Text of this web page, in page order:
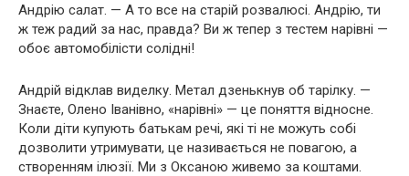
Андрію салат. — А то все на старій розвалюсі. Андрію, ти
ж теж радий за нас, правда? Ви ж тепер з тестем нарівні —
обоє автомобілісти солідні!
Андрій відклав виделку. Метал дзенькнув об тарілку. —
Знаєте, Олено Іванівно, «нарівні» — це поняття відносне.
Коли діти купують батькам речі, які ті не можуть собі
дозволити утримувати, це називається не повагою, а
створенням ілюзії. Ми з Оксаною живемо за коштами.